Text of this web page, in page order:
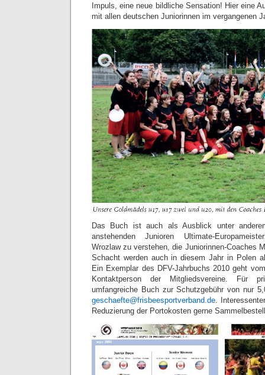
Impuls, eine neue bildliche Sensation! Hier eine
mit allen deutschen Juniorinnen im vergangenen
Das Buch ist auch als Ausblick unter
anstehenden Junioren Ultimate-
Wrozlaw zu verstehen, die Juniorinnen-Coaches
Schacht werden auch in diesem Jahr in Polen
Ein Exemplar des DFV-Jahrbuchs 2010 geht
Kontaktperson der Mitgliedsvereine. Für
umfangreiche Buch zur Schutzgebühr von nur
geschaefte@frisbeesportverband.de.
Reduzierung der Portokosten gerne